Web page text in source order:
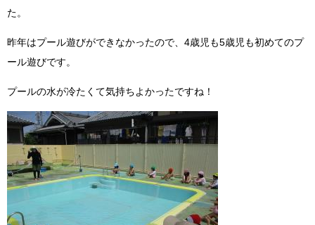
た。
昨年はプール遊びができなかったので、4歳児も5歳児も初めてのプ
ール遊びです。
プールの水が冷たくて気持ちよかったですね！